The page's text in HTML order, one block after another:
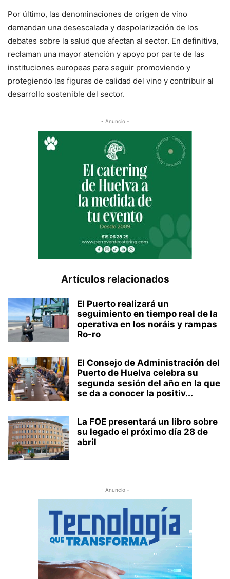
Por último, las denominaciones de origen de vino
demandan una desescalada y despolarización de los
debates sobre la salud que afectan al sector. En definitiva,
reclaman una mayor atención y apoyo por parte de las
instituciones europeas para seguir promoviendo y
protegiendo las figuras de calidad del vino y contribuir al
desarrollo sostenible del sector.
- Anuncio -
Artículos relacionados
El Puerto realizará un
seguimiento en tiempo real de la
operativa en los noráis y rampas
Ro-ro
El Consejo de Administración del
Puerto de Huelva celebra su
segunda sesión del año en la que
se da a conocer la positiv...
La FOE presentará un libro sobre
su legado el próximo día 28 de
abril
- Anuncio -